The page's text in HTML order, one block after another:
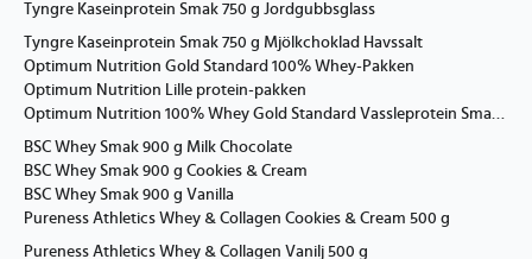
Tyngre Kaseinprotein Smak 750 g Jordgubbsglass
Tyngre Kaseinprotein Smak 750 g Mjölkchoklad Havssalt
Optimum Nutrition Gold Standard 100% Whey-Pakken
Optimum Nutrition Lille protein-pakken
Optimum Nutrition 100% Whey Gold Standard Vassleprotein Smak Cookies and Cream
BSC Whey Smak 900 g Milk Chocolate
BSC Whey Smak 900 g Cookies & Cream
BSC Whey Smak 900 g Vanilla
Pureness Athletics Whey & Collagen Cookies & Cream 500 g
Pureness Athletics Whey & Collagen Vanilj 500 g